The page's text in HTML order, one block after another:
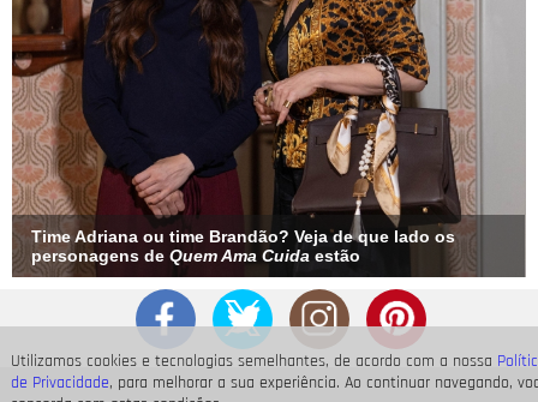
Utilizamos cookies e tecnologias semelhantes, de acordo com a nossa
de Privacidade, para melhorar a sua experiência. Ao continuar navegando,
Time Adriana ou time Brandão? Veja de que lado os
personagens de Quem Ama Cuida estão